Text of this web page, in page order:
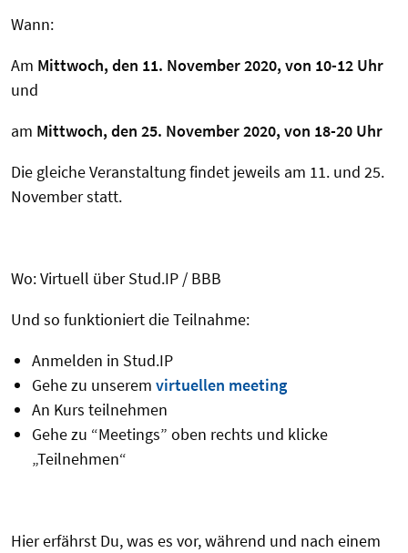
Wann:
Am Mittwoch, den 11. November 2020, von 10-12 Uhr
und
am Mittwoch, den 25. November 2020, von 18-20 Uhr
Die gleiche Veranstaltung findet jeweils am 11. und 25.
November statt.
Wo: Virtuell über Stud.IP / BBB
Und so funktioniert die Teilnahme:
Anmelden in Stud.IP
Gehe zu unserem virtuellen meeting
An Kurs teilnehmen
Gehe zu “Meetings” oben rechts und klicke
„Teilnehmen“
Hier erfährst Du, was es vor, während und nach einem